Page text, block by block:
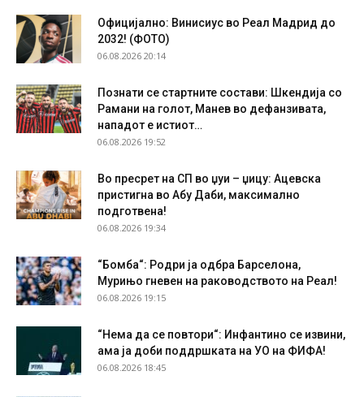
Официјално: Винисиус во Реал Мадрид до
2032! (ФОТО)
06.08.2026 20:14
Познати се стартните состави: Шкендија со
Рамани на голот, Манев во дефанзивата,
нападот е истиот…
06.08.2026 19:52
Во пресрет на СП во џуи – џицу: Ацевска
пристигна во Абу Даби, максимално
подготвена!
06.08.2026 19:34
“Бомба“: Родри ја одбра Барселона,
Мурињо гневен на раководството на Реал!
06.08.2026 19:15
“Нема да се повтори“: Инфантино се извини,
ама ја доби поддршката на УО на ФИФА!
06.08.2026 18:45